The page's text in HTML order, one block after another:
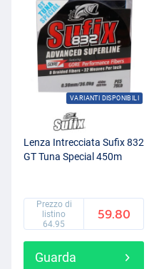
VARIANTI DISPONIBILI
Lenza Intrecciata Sufix 832
GT Tuna Special 450m
Prezzo di
listino
64.95
59.80
Guarda